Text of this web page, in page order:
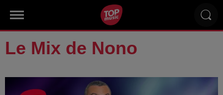
Le Mix de Nono